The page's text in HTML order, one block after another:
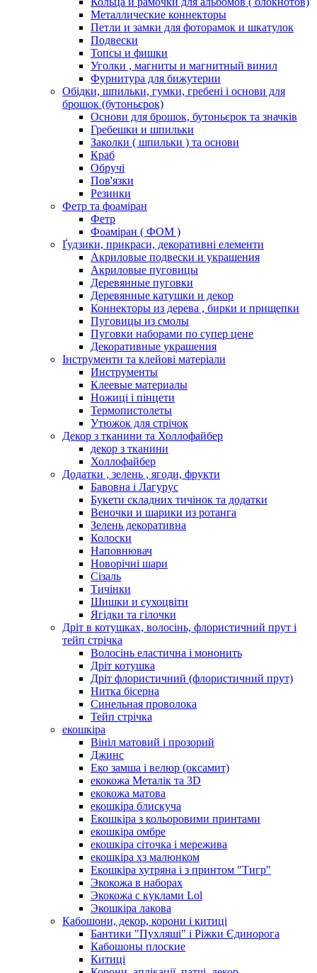
Металлические коннекторы
Петли и замки для фоторамок и шкатулок
Подвески
Топсы и фишки
Уголки , магниты и магнитный винил
Фурнитура для бижутерии
Обідки, шпильки, гумки, гребені і основи для
брошок (бутоньєрок)
Основи для брошок, бутоньєрок та значків
Гребешки и шпильки
Заколки ( шпильки ) та основи
Краб
Обручі
Пов'язки
Резинки
Фетр та фоаміран
Фетр
Фоаміран ( ФОМ )
Ґудзики, прикраси, декоративні елементи
Акриловые подвески и украшения
Акриловые пуговицы
Деревянные пуговки
Деревянные катушки и декор
Коннекторы из дерева , бирки и прищепки
Пуговицы из смолы
Пуговки наборами по супер цене
Декоративные украшения
Інструменти та клейові матеріали
Инструменты
Клеевые материалы
Ножиці і пінцети
Термопистолеты
Утюжок для стрічок
Декор з тканини та Холлофайбер
декор з тканини
Холлофайбер
Додатки , зелень , ягоди, фрукти
Бавовна і Лагурус
Букети складних тичінок та додатки
Веночки и шарики из ротанга
Зелень декоративна
Колоски
Наповнювач
Новорічні шари
Сізаль
Тичінки
Шишки и сухоцвіти
Ягідки та гілочки
Дріт в котушках, волосінь, флористичний прут і
тейп стрічка
Волосінь еластична і мононить
Дріт котушка
Дріт флористичний (флористичний прут)
Нитка бісерна
Синельная проволока
Тейп стрічка
екошкіра
Вініл матовий і прозорий
Джинс
Еко замша і велюр (оксамит)
екокожа Металік та 3D
екокожа матова
екошкіра блискуча
Екошкіра з кольоровими принтами
екошкіра омбре
екошкіра сіточка і мережива
екошкіра хз малюнком
Екошкіра хутряна і з принтом "Тигр"
Экокожа в наборах
Экокожа с куклами Lol
Экошкiра лакова
Кабошони, декор, корони і китиці
Бантики "Пухляші" і Ріжки Єдинорога
Кабошоны плоские
Китиці